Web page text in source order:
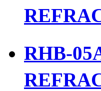
RHB-